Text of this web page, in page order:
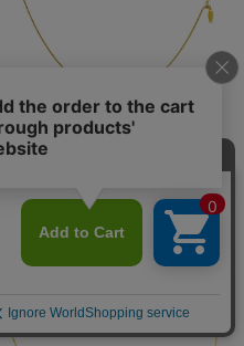
ゴールド チェーン ネックレス 18金
K18 トリプルスパイク 幅 0.8mm 約
通常価格: ¥101,200
(税込)
¥96,140
(税込)